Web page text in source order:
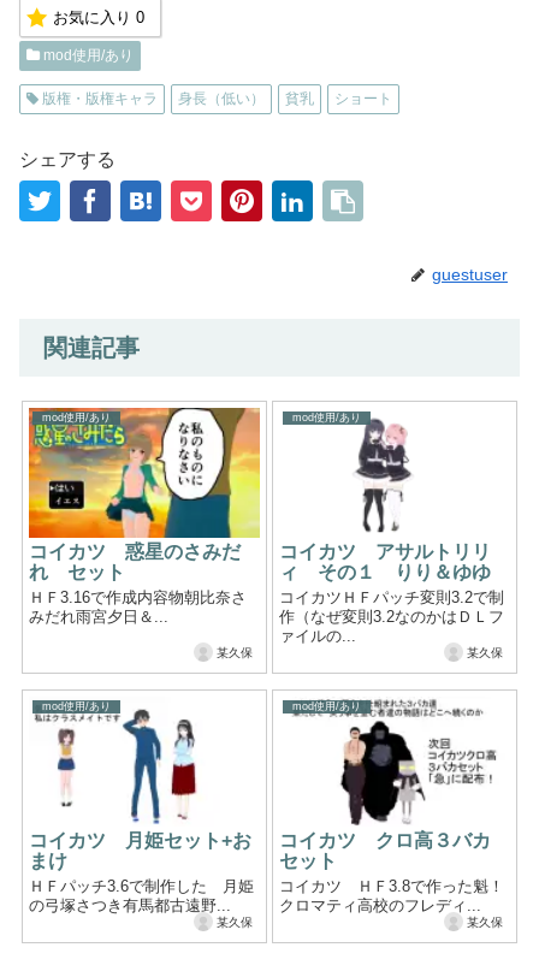
お気に入り 0
mod使用/あり
版権・版権キャラ 身長（低い） 貧乳 ショート
シェアする
guestuser
関連記事
mod使用/あり
コイカツ 惑星のさみだ
れ セット
ＨＦ3.16で作成内容物朝比奈さ
みだれ雨宮夕日＆...
某久保
mod使用/あり
コイカツ アサルトリリ
ィ その１ りり＆ゆゆ
コイカツＨＦパッチ変則3.2で制
作（なぜ変則3.2なのかはＤＬフ
ァイルの...
某久保
mod使用/あり
コイカツ 月姫セット+お
まけ
ＨＦパッチ3.6で制作した 月姫
の弓塚さつき有馬都古遠野...
某久保
mod使用/あり
コイカツ クロ高３バカ
セット
コイカツ ＨＦ3.8で作った魁！
クロマティ高校のフレディ...
某久保